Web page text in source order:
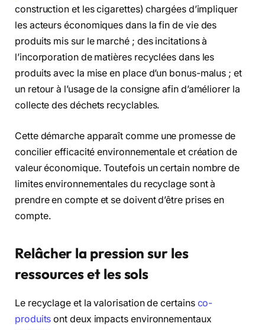
construction et les cigarettes) chargées d’impliquer
les acteurs économiques dans la fin de vie des
produits mis sur le marché ; des incitations à
l’incorporation de matières recyclées dans les
produits avec la mise en place d’un bonus-malus ; et
un retour à l’usage de la consigne afin d’améliorer la
collecte des déchets recyclables.
Cette démarche apparaît comme une promesse de
concilier efficacité environnementale et création de
valeur économique. Toutefois un certain nombre de
limites environnementales du recyclage sont à
prendre en compte et se doivent d’être prises en
compte.
Relâcher la pression sur les
ressources et les sols
Le recyclage et la valorisation de certains co-
produits ont deux impacts environnementaux